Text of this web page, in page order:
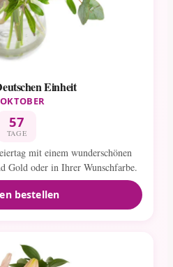
Einheit
57
TAGE
mit einem wunderschönen
Gold oder in Ihrer Wunschfarbe.
bestellen